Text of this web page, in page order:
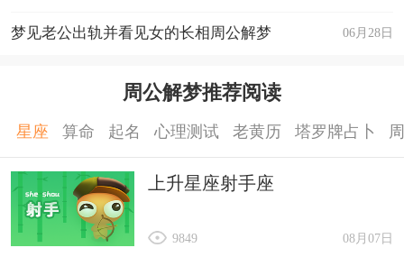
06月28日
梦见老公出轨并看见女的长相周公解梦
周公解梦推荐阅读
星座 算命 起名 心理测试 老黄历 塔罗牌占卜
上升星座射手座
08月07日
9849